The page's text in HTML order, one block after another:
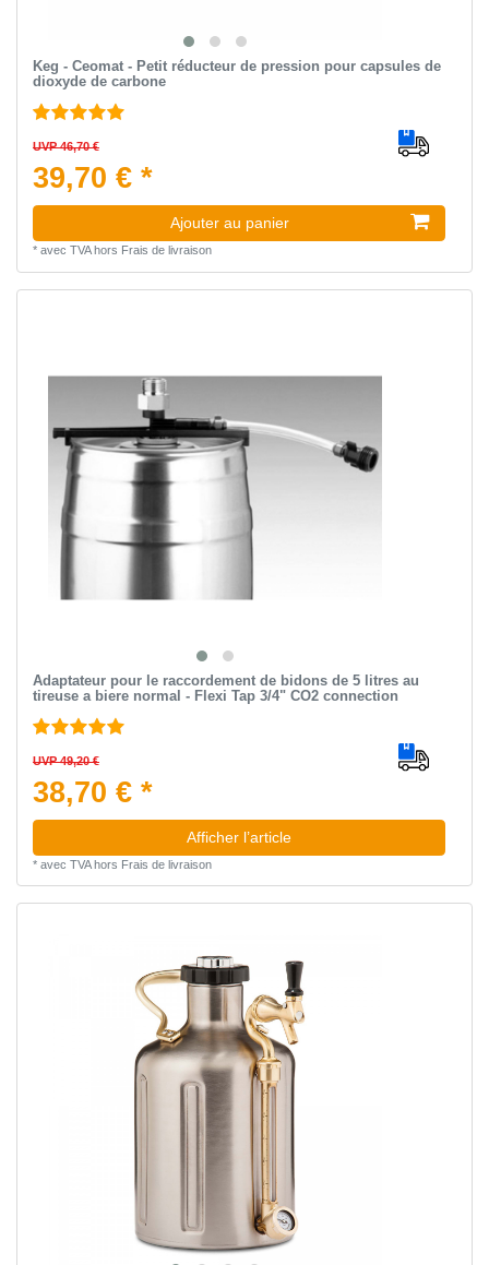
Keg - Ceomat - Petit réducteur de pression pour capsules de
dioxyde de carbone
UVP 46,70 €
39,70 € *
Ajouter au panier
* avec TVAhors Frais de livraison
Adaptateur pour le raccordement de bidons de 5 litres au
tireuse a biere normal - Flexi Tap 3/4" CO2 connection
UVP 49,20 €
38,70 € *
Afficher l’article
* avec TVAhors Frais de livraison